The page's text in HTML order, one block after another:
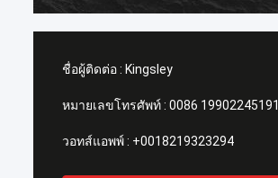
ชื่อผู้ติดต่อ : Kingsley
หมายเลขโทรศัพท์ : 0086 19902245191
วอทส์แอพพ์ : +0018219323294